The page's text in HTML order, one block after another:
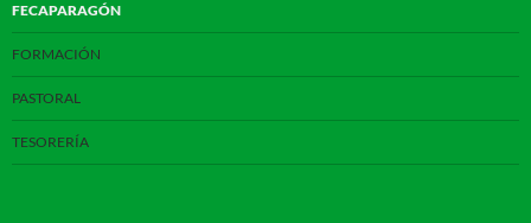
FECAPARAGÓN
FORMACIÓN
PASTORAL
TESORERÍA